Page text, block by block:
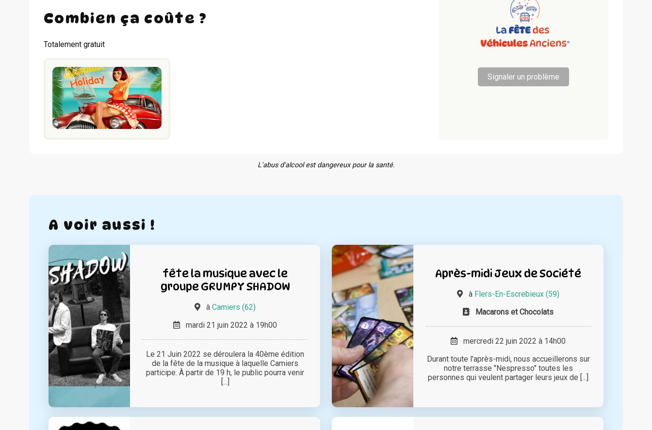
Combien ça coûte ?
Totalement gratuit
Signaler un problème
L'abus d'alcool est dangereux pour la santé.
A voir aussi !
fête la musique avec le
groupe GRUMPY SHADOW
àCamiers (62)
mardi 21 juin 2022 à 19h00
Le 21 Juin 2022 se déroulera la 40ème édition
de la fête de la musique à laquelle Camiers
participe. À partir de 19 h, le public pourra venir
[...]
Après-midi Jeux de Société
à Flers-En-Escrebieux (59)
Macarons et Chocolats
mercredi 22 juin 2022 à 14h00
Durant toute l'après-midi, nous accueillerons sur
notre terrasse "Nespresso" toutes les
personnes qui veulent partager leurs jeux de [...]